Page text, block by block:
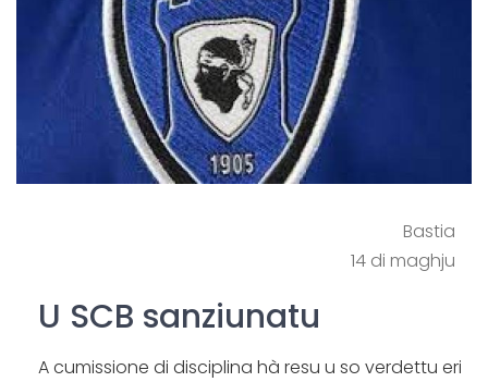
Bastia
14 di maghju
U SCB sanziunatu
A cumissione di disciplina hà resu u so verdettu eri